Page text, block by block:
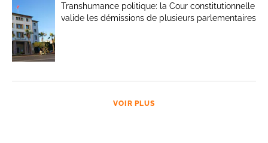
Transhumance politique: la Cour constitutionnelle
valide les démissions de plusieurs parlementaires
VOIR PLUS